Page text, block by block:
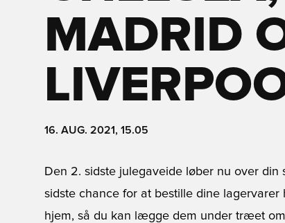
MADRID
16. AUG. 2021, 15.05
Den 2. sidste julegaveide løber nu over
sidste chance for at bestille dine
hjem, så du kan lægge dem under træet